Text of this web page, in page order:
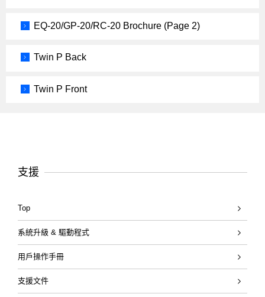
EQ-20/GP-20/RC-20 Brochure (Page 2)
Twin P Back
Twin P Front
支援
Top
系統升級 & 驅動程式
用戶操作手冊
支援文件